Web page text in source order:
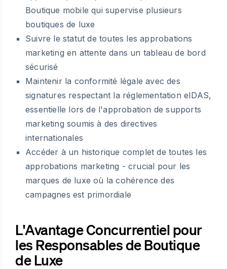
Boutique mobile qui supervise plusieurs
boutiques de luxe
Suivre le statut de toutes les approbations
marketing en attente dans un tableau de bord
sécurisé
Maintenir la conformité légale avec des
signatures respectant la réglementation eIDAS,
essentielle lors de l'approbation de supports
marketing soumis à des directives
internationales
Accéder à un historique complet de toutes les
approbations marketing - crucial pour les
marques de luxe où la cohérence des
campagnes est primordiale
L'Avantage Concurrentiel pour
les Responsables de Boutique
de Luxe